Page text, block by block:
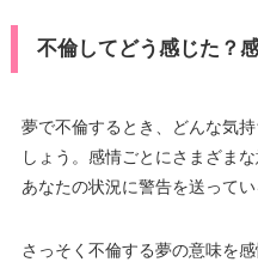
不倫してどう感じた？
夢で不倫するとき、どんな気
しょう。感情ごとにさまざま
あなたの状況に警告を送ってい
さっそく不倫する夢の意味を